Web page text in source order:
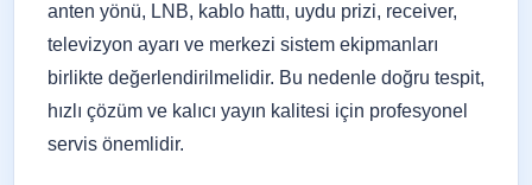
anten yönü, LNB, kablo hattı, uydu prizi, receiver,
televizyon ayarı ve merkezi sistem ekipmanları
birlikte değerlendirilmelidir. Bu nedenle doğru tespit,
hızlı çözüm ve kalıcı yayın kalitesi için profesyonel
servis önemlidir.